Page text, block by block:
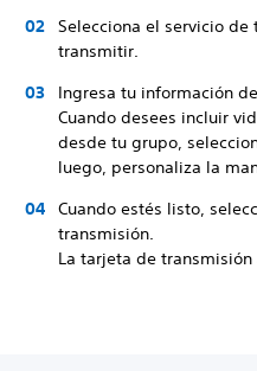
Selecciona el servicio
transmitir.
Ingresa tu información
Cuando desees incluir
desde tu grupo,
luego, personaliza la
Cuando estés listo,
transmisión.
La tarjeta de